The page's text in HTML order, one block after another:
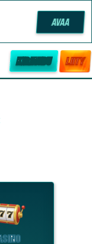
AVAA
KIRJAUDU LIITY